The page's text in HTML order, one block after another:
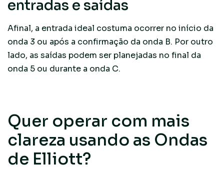
entradas e saídas
Afinal, a entrada ideal costuma ocorrer no início da
onda 3 ou após a confirmação da onda B. Por outro
lado, as saídas podem ser planejadas no final da
onda 5 ou durante a onda C.
Quer operar com mais
clareza usando as Ondas
de Elliott?